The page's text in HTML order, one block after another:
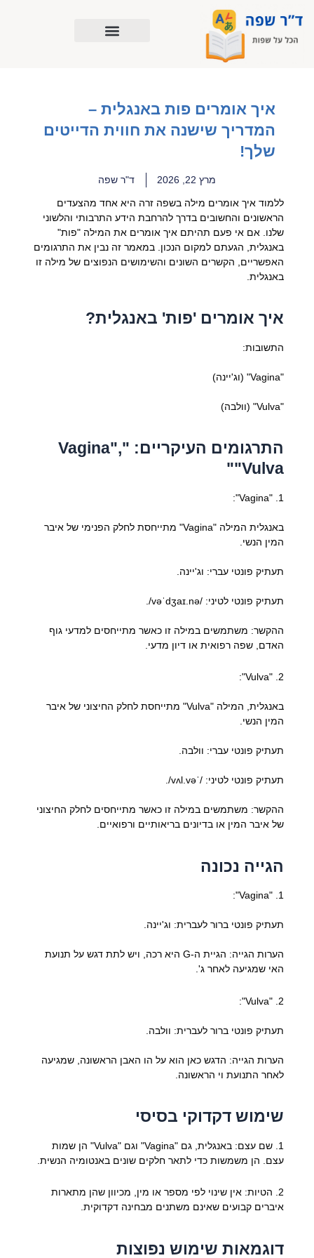
לתוכן
איך אומרים פות באנגלית –
המדריך שישנה את חווית הדייטים
שלך!
מרץ 22, 2026 ד"ר שפה
ללמוד איך אומרים מילה בשפה זרה היא אחד מהצעדים
הראשונים והחשובים בדרך להרחבת הידע התרבותי והלשוני
שלנו. אם אי פעם תהיתם איך אומרים את המילה "פות"
באנגלית, הגעתם למקום הנכון. במאמר זה נבין את התרגומים
האפשריים, הקשרים השונים והשימושים הנפוצים של מילה זו
באנגלית.
איך אומרים 'פות' באנגלית?
התשובות:
"Vagina" (וג'יינה)
"Vulva" (וולבה)
התרגומים העיקריים: "Vagina",
"Vulva"
1. "Vagina":
באנגלית המילה "Vagina" מתייחסת לחלק הפנימי של איבר
המין הנשי.
תעתיק פונטי עברי: וג'יינה.
תעתיק פונטי לטיני: /vəˈdʒaɪ.nə/.
ההקשר: משתמשים במילה זו כאשר מתייחסים למדעי גוף
האדם, שפה רפואית או דיון מדעי.
2. "Vulva":
באנגלית, המילה "Vulva" מתייחסת לחלק החיצוני של איבר
המין הנשי.
תעתיק פונטי עברי: וולבה.
תעתיק פונטי לטיני: /ˈvʌl.və/.
ההקשר: משתמשים במילה זו כאשר מתייחסים לחלק החיצוני
של איבר המין או בדיונים בריאותיים ורפואיים.
הגייה נכונה
1. "Vagina":
תעתיק פונטי ברור לעברית: וג'יינה.
הערות הגייה: הגיית ה-G היא רכה, ויש לתת דגש על תנועת
האי שמגיעה לאחר ג'.
2. "Vulva":
תעתיק פונטי ברור לעברית: וולבה.
הערות הגייה: הדגש כאן הוא על הו האבן הראשונה, שמגיעה
לאחר התנועת וי הראשונה.
שימוש דקדוקי בסיסי
1. שם עצם: באנגלית, גם "Vagina" וגם "Vulva" הן שמות
עצם. הן משמשות כדי לתאר חלקים שונים באנטומיה הנשית.
2. הטיות: אין שינוי לפי מספר או מין, מכיוון שהן מתארות
איברים קבועים שאינם משתנים מבחינה דקדוקית.
דוגמאות שימוש נפוצות